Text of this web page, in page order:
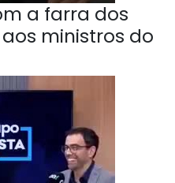
a farra dos
ministros do